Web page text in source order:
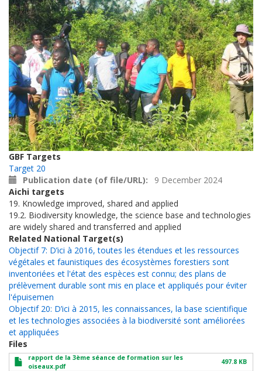
GBF Targets
Target 20
Publication date (of file/URL)
9 December 2024
Aichi targets
19. Knowledge improved, shared and applied
19.2. Biodiversity knowledge, the science base and technologies
are widely shared and transferred and applied
Related National Target(s)
Objectif 7: D’ici à 2016, toutes les étendues et les ressources
végétales et faunistiques des écosystèmes forestiers sont
inventoriées et l'état des espèces est connu; des plans de
prélèvement durable sont mis en place et appliqués pour éviter
l'épuisemen
Objectif 20: D’ici à 2015, les connaissances, la base scientifique
et les technologies associées à la biodiversité sont améliorées
et appliquées
Files
rapport de la 3ème séance de formation sur les
oiseaux.pdf
497.8 KB